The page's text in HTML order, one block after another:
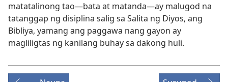
matatalinong tao​—bata at matanda​—ay malugod na
tatanggap ng disiplina salig sa Salita ng Diyos, ang
Bibliya, yamang ang paggawa nang gayon ay
magliligtas ng kanilang buhay sa dakong huli.